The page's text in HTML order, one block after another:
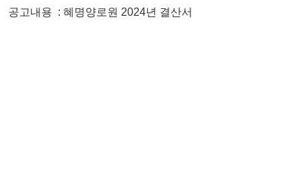
공고내용 : 혜명양로원 2024년 결산서